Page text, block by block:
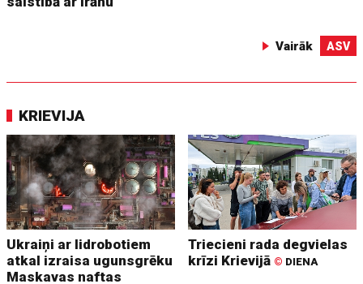
Vairāk ASV
KRIEVIJA
Ukraiņi ar lidrobotiem
atkal izraisa ugunsgrēku
Maskavas naftas
Triecieni rada degvielas
krīzi Krievijā © DIENA